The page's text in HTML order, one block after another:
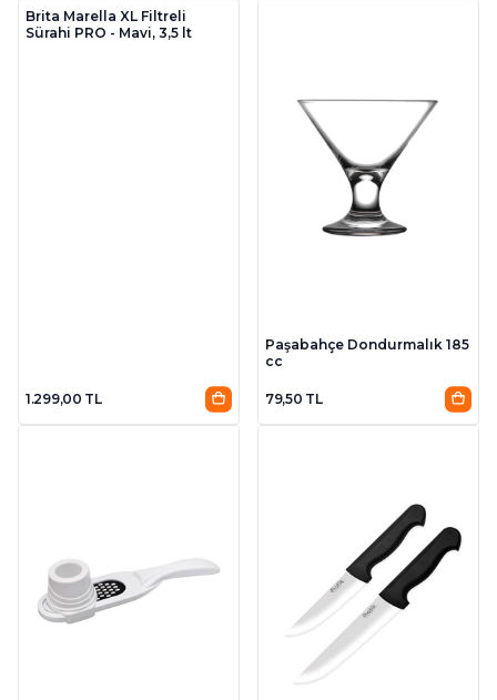
Brita Marella XL Filtreli
Sürahi PRO - Mavi, 3,5 lt
1.299,00 TL
Paşabahçe Dondurmalık 185
cc
79,50 TL